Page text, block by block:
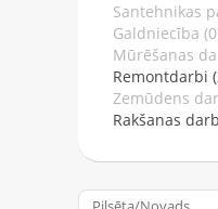
Santehnikas
Galdniecība
Mūrēšanas
Remontdarbi
Zemūdens
Rakšanas